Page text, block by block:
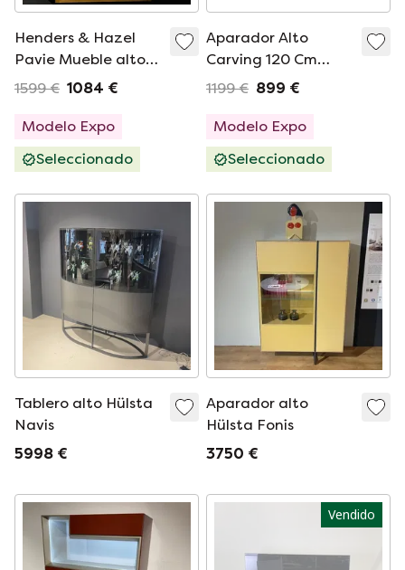
Henders & Hazel
Pavie Mueble alto
de pared
1599 € 1084 €
Modelo Expo
Seleccionado
Aparador Alto
Carving 120 Cm
Castle Negro
1199 € 899 €
Modelo Expo
Seleccionado
Tablero alto Hülsta
Navis
5998 €
Aparador alto
Hülsta Fonis
3750 €
Vendido